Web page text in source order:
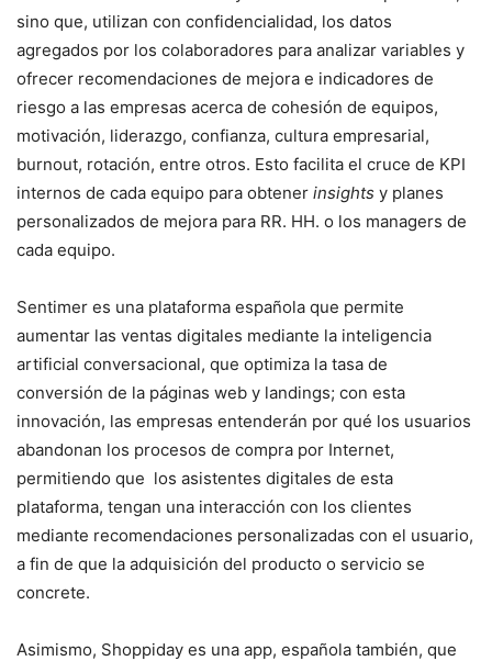
sino que, utilizan con confidencialidad, los datos
agregados por los colaboradores para analizar variables y
ofrecer recomendaciones de mejora e indicadores de
riesgo a las empresas acerca de cohesión de equipos,
motivación, liderazgo, confianza, cultura empresarial,
burnout, rotación, entre otros. Esto facilita el cruce de KPI
internos de cada equipo para obtener insights y planes
personalizados de mejora para RR. HH. o los managers de
cada equipo​.
Sentimer es una plataforma española que permite
aumentar las ventas digitales mediante la inteligencia
artificial conversacional, que optimiza la tasa de
conversión de la páginas web y landings; con esta
innovación, las empresas entenderán por qué los usuarios
abandonan los procesos de compra por Internet,
permitiendo que los asistentes digitales de esta
plataforma, tengan una interacción con los clientes
mediante recomendaciones personalizadas con el usuario,
a fin de que la adquisición del producto o servicio se
concrete.
Asimismo, Shoppiday es una app, española también, que